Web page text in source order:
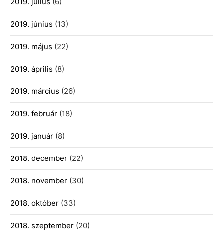
2019. június (13)
2019. május (22)
2019. április (8)
2019. március (26)
2019. február (18)
2019. január (8)
2018. december (22)
2018. november (30)
2018. október (33)
2018. szeptember (20)